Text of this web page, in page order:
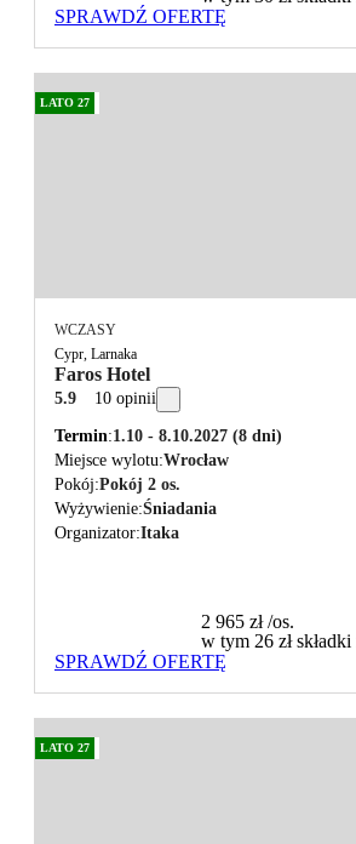
SPRAWDŹ OFERTĘ
LATO 27
WCZASY
Cypr, Larnaka
Faros Hotel
5.9 10 opinii
Termin 1.10 - 8.10.2027 (8 dni)
Miejsce wylotu Wrocław
Pokój Pokój 2 os.
Wyżywienie Śniadania
Organizator Itaka
2 965 zł/os.
w tym 26 zł
SPRAWDŹ OFERTĘ
LATO 27